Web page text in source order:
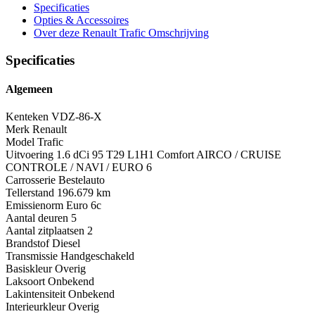
Specificaties
Opties & Accessoires
Over deze Renault Trafic Omschrijving
Specificaties
Algemeen
Kenteken VDZ-86-X
Merk Renault
Model Trafic
Uitvoering 1.6 dCi 95 T29 L1H1 Comfort AIRCO / CRUISE
CONTROLE / NAVI / EURO 6
Carrosserie Bestelauto
Tellerstand 196.679 km
Emissienorm Euro 6c
Aantal deuren 5
Aantal zitplaatsen 2
Brandstof Diesel
Transmissie Handgeschakeld
Basiskleur Overig
Laksoort Onbekend
Lakintensiteit Onbekend
Interieurkleur Overig